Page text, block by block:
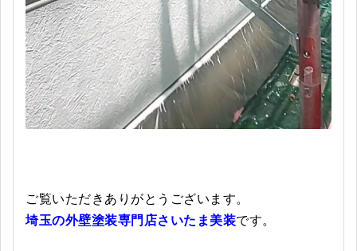
ご覧いただきありがとうございます。
埼玉の外壁塗装専門店さいたま美装です。